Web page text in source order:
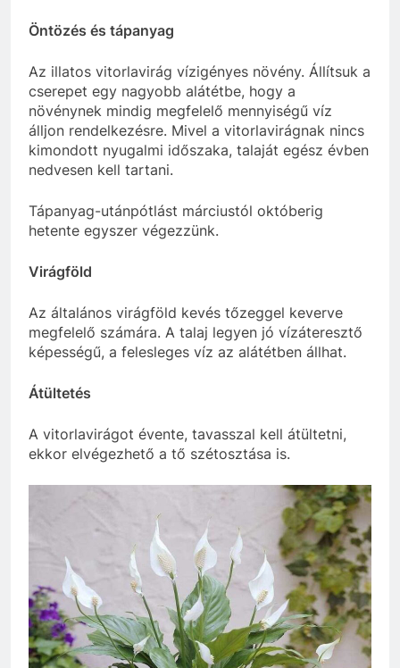
Öntözés és tápanyag
Az illatos vitorlavirág vízigényes növény. Állítsuk a
cserepet egy nagyobb alátétbe, hogy a
növénynek mindig megfelelő mennyiségű víz
álljon rendelkezésre. Mivel a vitorlavirágnak nincs
kimondott nyugalmi időszaka, talaját egész évben
nedvesen kell tartani.
Tápanyag-utánpótlást márciustól októberig
hetente egyszer végezzünk.
Virágföld
Az általános virágföld kevés tőzeggel keverve
megfelelő számára. A talaj legyen jó vízáteresztő
képességű, a felesleges víz az alátétben állhat.
Átültetés
A vitorlavirágot évente, tavasszal kell átültetni,
ekkor elvégezhető a tő szétosztása is.